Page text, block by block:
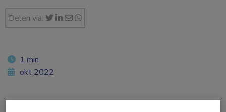
Delen via:
1 min
okt 2022